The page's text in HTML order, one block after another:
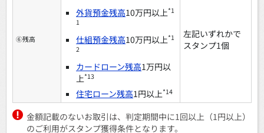
⑥残高
外貨預金残高10万円以上*1
1
仕組預金残高10万円以上*1
2
カードローン残高1万円以
上*13
住宅ローン残高1円以上*14
左記いずれかで
スタンプ1個
金額記載のないお取引は、判定期間中に1回以上（1円以上）
のご利用がスタンプ獲得条件となります。